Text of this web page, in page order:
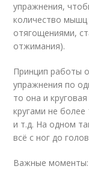
упражнения,
количество
отягощениями,
отжимания).
Принцип работы
упражнения по
то она и
кругами не
и т.д. На одном
всё с ног до
Важные моменты: